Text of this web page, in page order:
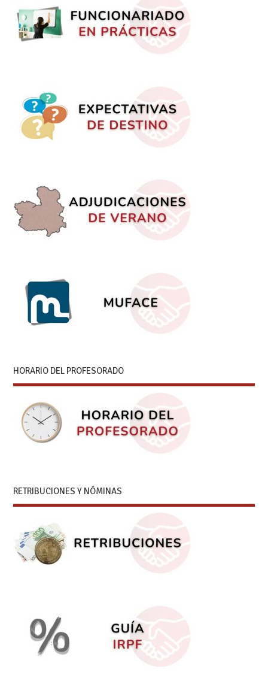
HORARIO DEL PROFESORADO
RETRIBUCIONES Y NÓMINAS